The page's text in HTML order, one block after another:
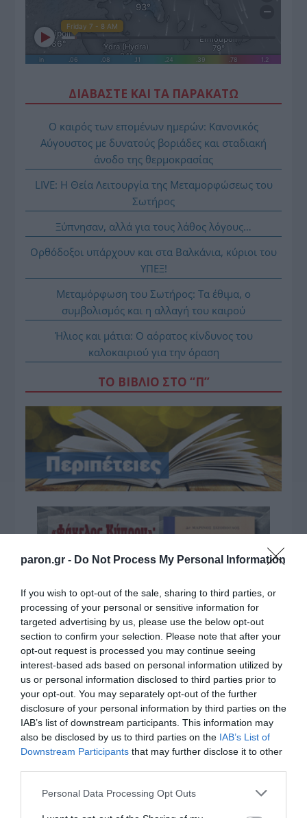
paron.gr - Do Not Process My Personal Information
If you wish to opt-out of the sale, sharing to third parties, or
processing of your personal or sensitive information for
targeted advertising by us, please use the below opt-out
section to confirm your selection. Please note that after your
opt-out request is processed you may continue seeing
interest-based ads based on personal information utilized by
us or personal information disclosed to third parties prior to
your opt-out. You may separately opt-out of the further
disclosure of your personal information by third parties on the
IAB’s list of downstream participants. This information may
also be disclosed by us to third parties on the IAB’s List of
Downstream Participants that may further disclose it to other
Please note that this website/app uses one or more Google
Personal Data Processing Opt Outs
ΔΙΑΒΑΣΤΕ ΚΑΙ ΤΑ ΠΑΡΑΚΑΤΩ
Ο καιρός των επομένων ημερών: Κανονικός
Αύγουστος με δυνατούς βοριάδες και σταδιακή
άνοδο της θερμοκρασίας
LIVE: Η Θεία Λειτουργία της Μεταμορφώσεως του
Σωτήρος
Ξύπνησαν, αλλά για τους λάθος λόγους…
Ορθόδοξοι υπάρχουν και στα Βαλκάνια, κύριοι του
ΥΠΕΞ!
Μεταμόρφωση του Σωτήρος: Τα έθιμα, ο
συμβολισμός και η αλλαγή του καιρού
Ήλιος και μάτια: Ο αόρατος κίνδυνος του
καλοκαιριού για την όραση
ΤΟ ΒΙΒΛΙΟ ΣΤΟ “Π”